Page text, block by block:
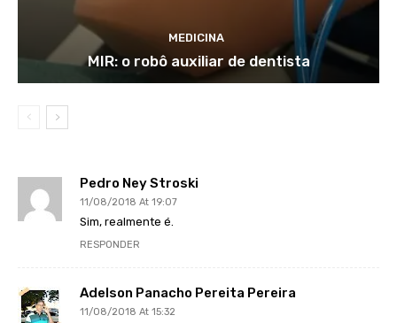
MEDICINA
MIR: o robô auxiliar de dentista
Pedro Ney Stroski
11/08/2018 At 19:07
Sim, realmente é.
RESPONDER
Adelson Panacho Pereita Pereira
11/08/2018 At 15:32